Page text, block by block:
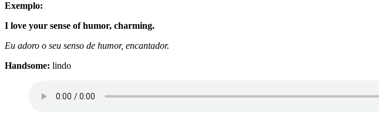
Exemplo:
I love your sense of humor, charming.
Eu adoro o seu senso de humor, encantador.
Handsome: lindo